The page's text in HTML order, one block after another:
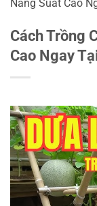
Năng Suất Cao
Cách Trồng
Cao Ngay